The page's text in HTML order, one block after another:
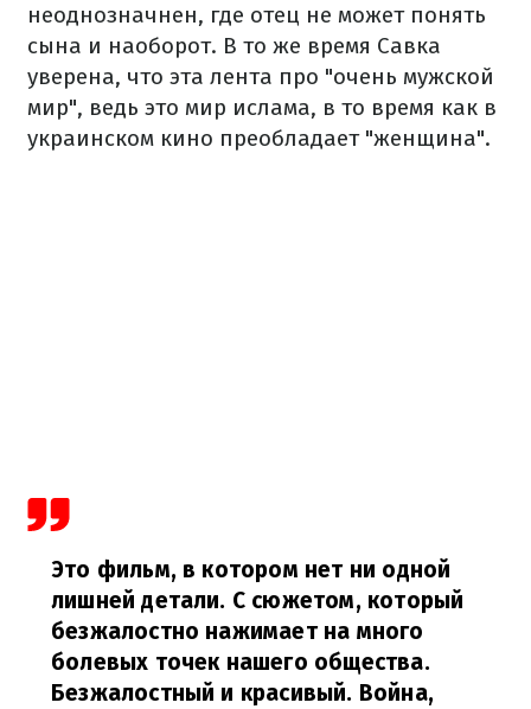
неоднозначнен, где отец не может понять
сына и наоборот. В то же время Савка
уверена, что эта лента про "очень мужской
мир", ведь это мир ислама, в то время как в
украинском кино преобладает "женщина".
Это фильм, в котором нет ни одной
лишней детали. С сюжетом, который
безжалостно нажимает на много
болевых точек нашего общества.
Безжалостный и красивый. Война,